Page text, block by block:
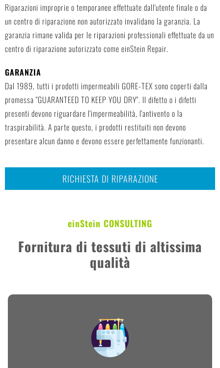
Riparazioni improprie o temporanee effettuate dall'utente finale o da
un centro di riparazione non autorizzato invalidano la garanzia. La
garanzia rimane valida per le riparazioni professionali effettuate da un
centro di riparazione autorizzato come einStein Repair.
GARANZIA
Dal 1989, tutti i prodotti impermeabili GORE-TEX sono coperti dalla
promessa "GUARANTEED TO KEEP YOU DRY". Il difetto o i difetti
presenti devono riguardare l'impermeabilità, l'antivento o la
traspirabilità. A parte questo, i prodotti restituiti non devono
presentare alcun danno e devono essere perfettamente funzionanti.
RICHIESTA DI RIPARAZIONE
einStein CONSULTING
Fornitura di tessuti di altissima
qualità